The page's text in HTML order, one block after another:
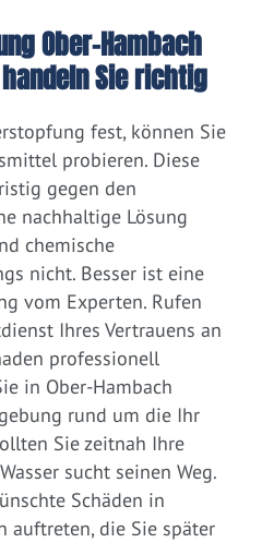
Ober-Hambach
Sie richtig
fest, können Sie
probieren. Diese
gegen den
nachhaltige Lösung
chemische
nicht. Besser ist eine
vom Experten. Rufen
Ihres Vertrauens an
professionell
in Ober-Hambach
rund um die Ihr
Sie zeitnah Ihre
sucht seinen Weg.
Schäden in
auftreten, die Sie später